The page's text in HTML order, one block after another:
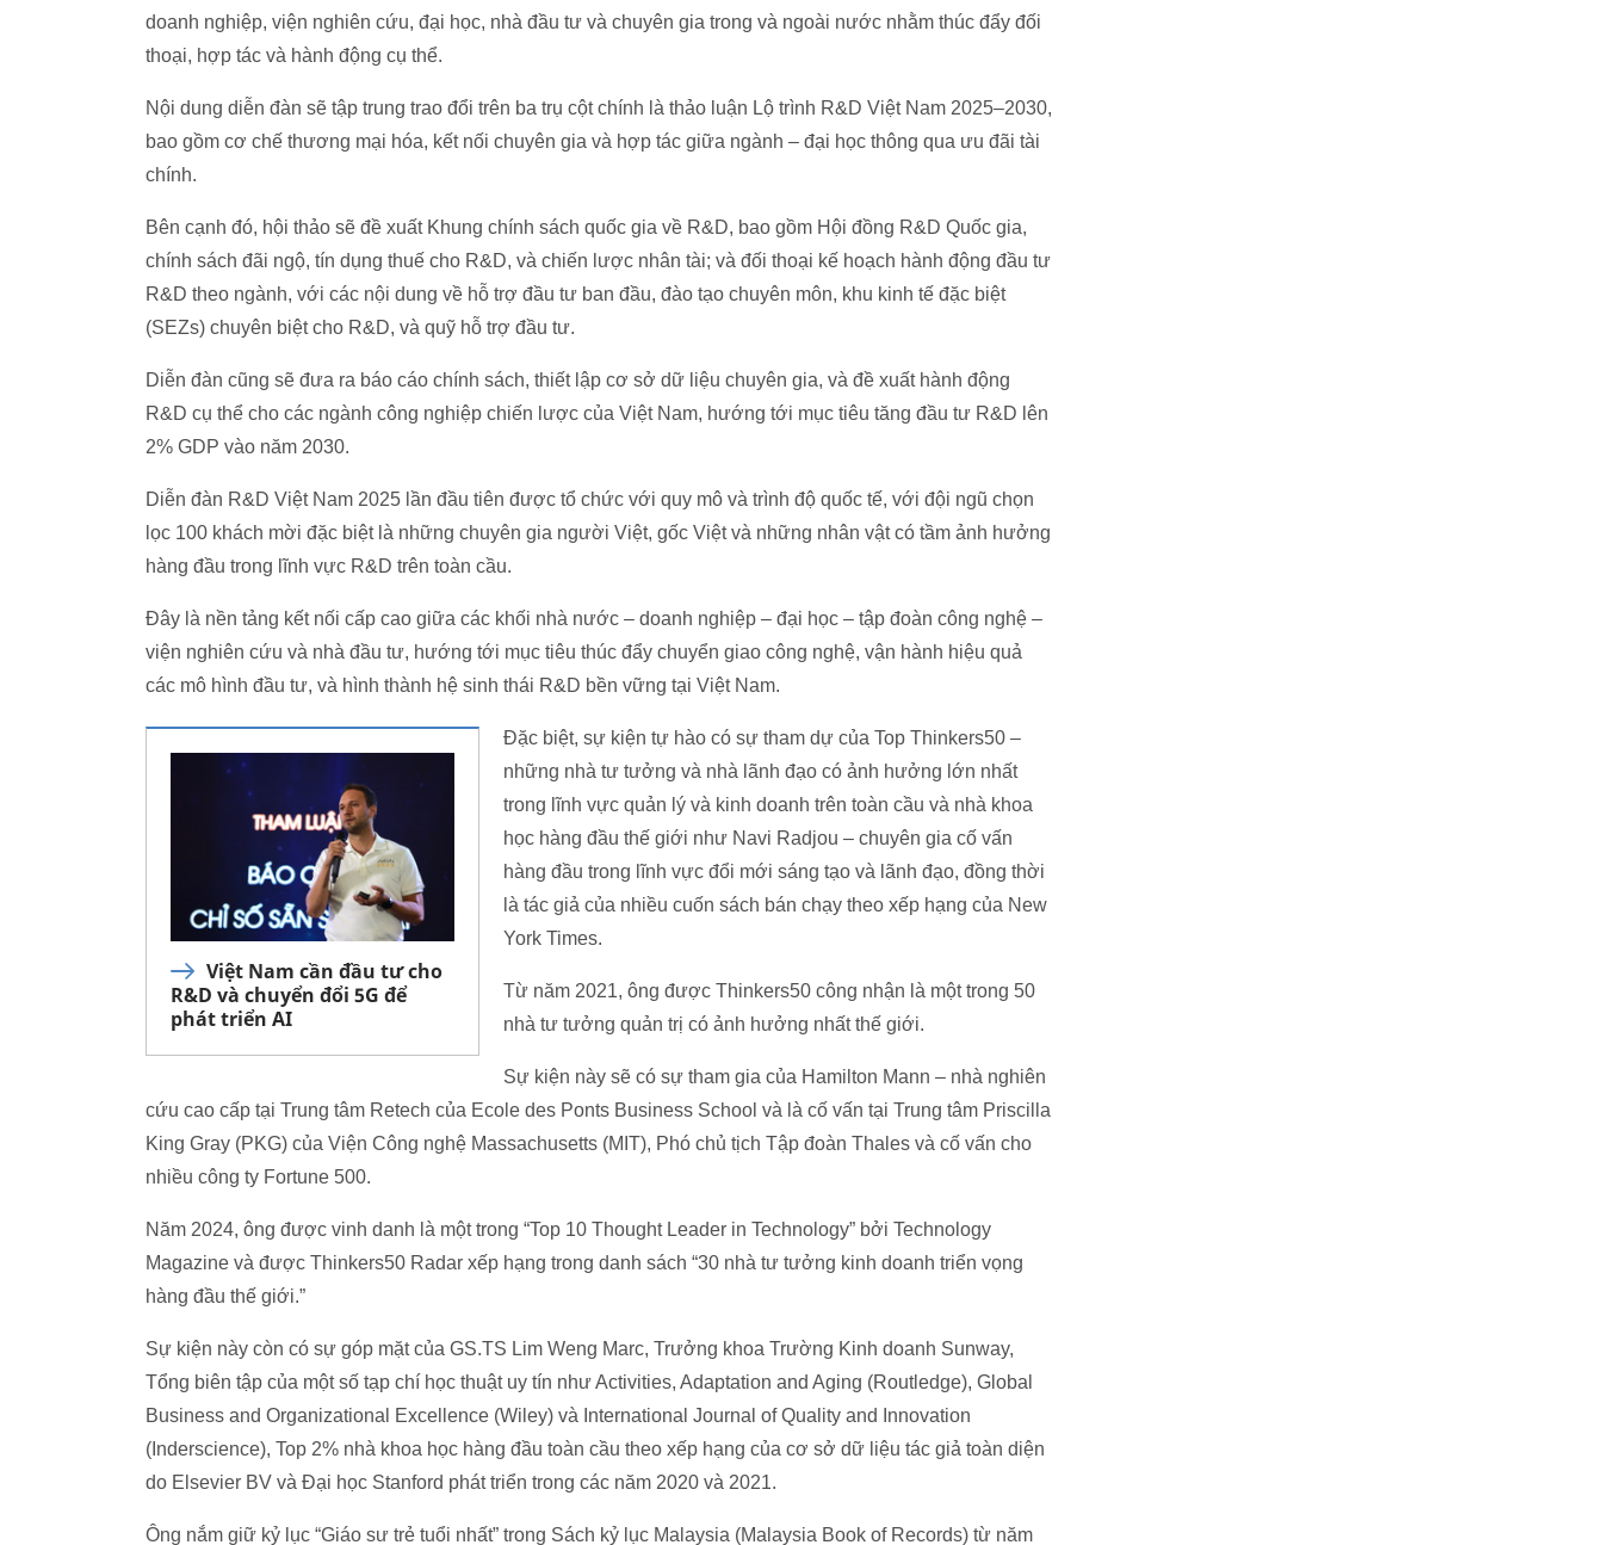
doanh nghiệp, viện nghiên cứu, đại học, nhà đầu tư và chuyên gia trong và ngoài nước nhằm thúc đẩy đối
thoại, hợp tác và hành động cụ thể.
Nội dung diễn đàn sẽ tập trung trao đổi trên ba trụ cột chính là thảo luận Lộ trình R&D Việt Nam 2025–2030,
bao gồm cơ chế thương mại hóa, kết nối chuyên gia và hợp tác giữa ngành – đại học thông qua ưu đãi tài
chính.
Bên cạnh đó, hội thảo sẽ đề xuất Khung chính sách quốc gia về R&D, bao gồm Hội đồng R&D Quốc gia,
chính sách đãi ngộ, tín dụng thuế cho R&D, và chiến lược nhân tài; và đối thoại kế hoạch hành động đầu tư
R&D theo ngành, với các nội dung về hỗ trợ đầu tư ban đầu, đào tạo chuyên môn, khu kinh tế đặc biệt
(SEZs) chuyên biệt cho R&D, và quỹ hỗ trợ đầu tư.
Diễn đàn cũng sẽ đưa ra báo cáo chính sách, thiết lập cơ sở dữ liệu chuyên gia, và đề xuất hành động
R&D cụ thể cho các ngành công nghiệp chiến lược của Việt Nam, hướng tới mục tiêu tăng đầu tư R&D lên
2% GDP vào năm 2030.
Diễn đàn R&D Việt Nam 2025 lần đầu tiên được tổ chức với quy mô và trình độ quốc tế, với đội ngũ chọn
lọc 100 khách mời đặc biệt là những chuyên gia người Việt, gốc Việt và những nhân vật có tầm ảnh hưởng
hàng đầu trong lĩnh vực R&D trên toàn cầu.
Đây là nền tảng kết nối cấp cao giữa các khối nhà nước – doanh nghiệp – đại học – tập đoàn công nghệ –
viện nghiên cứu và nhà đầu tư, hướng tới mục tiêu thúc đẩy chuyển giao công nghệ, vận hành hiệu quả
các mô hình đầu tư, và hình thành hệ sinh thái R&D bền vững tại Việt Nam.
Việt Nam cần đầu tư cho
R&D và chuyển đổi 5G để
phát triển AI
Đặc biệt, sự kiện tự hào có sự tham dự của Top Thinkers50 –
những nhà tư tưởng và nhà lãnh đạo có ảnh hưởng lớn nhất
trong lĩnh vực quản lý và kinh doanh trên toàn cầu và nhà khoa
học hàng đầu thế giới như Navi Radjou – chuyên gia cố vấn
hàng đầu trong lĩnh vực đổi mới sáng tạo và lãnh đạo, đồng thời
là tác giả của nhiều cuốn sách bán chạy theo xếp hạng của New
York Times.
Từ năm 2021, ông được Thinkers50 công nhận là một trong 50
nhà tư tưởng quản trị có ảnh hưởng nhất thế giới.
Sự kiện này sẽ có sự tham gia của Hamilton Mann – nhà nghiên
cứu cao cấp tại Trung tâm Retech của Ecole des Ponts Business School và là cố vấn tại Trung tâm Priscilla
King Gray (PKG) của Viện Công nghệ Massachusetts (MIT), Phó chủ tịch Tập đoàn Thales và cố vấn cho
nhiều công ty Fortune 500.
Năm 2024, ông được vinh danh là một trong “Top 10 Thought Leader in Technology” bởi Technology
Magazine và được Thinkers50 Radar xếp hạng trong danh sách “30 nhà tư tưởng kinh doanh triển vọng
hàng đầu thế giới.”
Sự kiện này còn có sự góp mặt của GS.TS Lim Weng Marc, Trưởng khoa Trường Kinh doanh Sunway,
Tổng biên tập của một số tạp chí học thuật uy tín như Activities, Adaptation and Aging (Routledge), Global
Business and Organizational Excellence (Wiley) và International Journal of Quality and Innovation
(Inderscience), Top 2% nhà khoa học hàng đầu toàn cầu theo xếp hạng của cơ sở dữ liệu tác giả toàn diện
do Elsevier BV và Đại học Stanford phát triển trong các năm 2020 và 2021.
Ông nắm giữ kỷ lục “Giáo sư trẻ tuổi nhất” trong Sách kỷ lục Malaysia (Malaysia Book of Records) từ năm